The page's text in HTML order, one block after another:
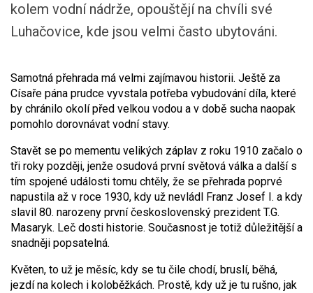
kolem vodní nádrže, opouštějí na chvíli své
Luhačovice, kde jsou velmi často ubytováni.
Samotná přehrada má velmi zajímavou historii. Ještě za
Císaře pána prudce vyvstala potřeba vybudování díla, které
by chránilo okolí před velkou vodou a v době sucha naopak
pomohlo dorovnávat vodní stavy.
Stavět se po mementu velikých záplav z roku 1910 začalo o
tři roky později, jenže osudová první světová válka a další s
tím spojené události tomu chtěly, že se přehrada poprvé
napustila až v roce 1930, kdy už nevládl Franz Josef I. a kdy
slavil 80. narozeny první československý prezident T.G.
Masaryk. Leč dosti historie. Současnost je totiž důležitější a
snadněji popsatelná.
Květen, to už je měsíc, kdy se tu čile chodí, bruslí, běhá,
jezdí na kolech i koloběžkách. Prostě, kdy už je tu rušno, jak